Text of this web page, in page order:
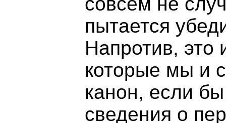
пытается
Напротив, это
которые мы и
канон, если
сведения о